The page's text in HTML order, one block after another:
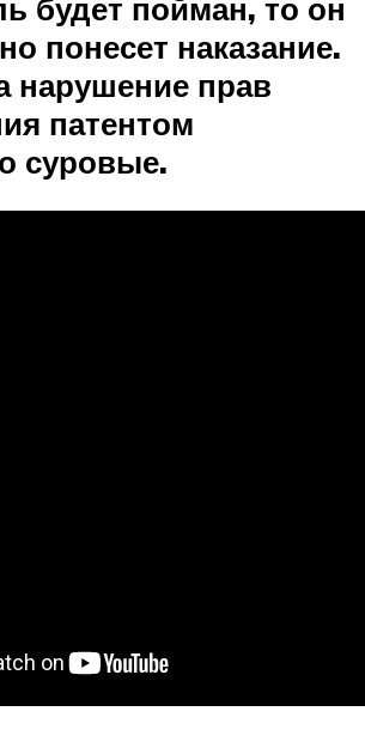
будет пойман, то он
понесет наказание.
нарушение прав
патентом
суровые.